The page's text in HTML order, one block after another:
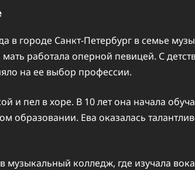
в городе Санкт-Петербург в семье
работала оперной певицей. С
на ее выбор профессии.
и пел в хоре. В 10 лет она начала
образовании. Ева оказалась
колледж, где изучала